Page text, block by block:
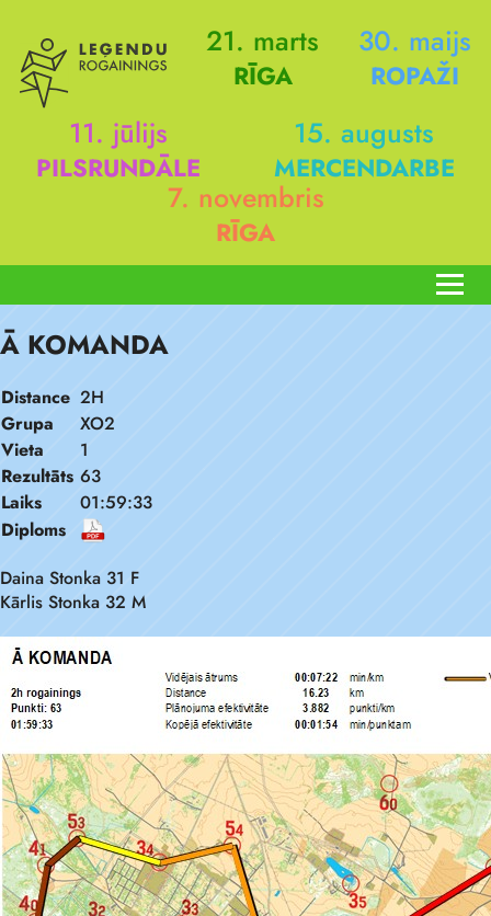
21. marts
RĪGA
30. maijs
ROPAŽI
11. jūlijs
PILSRUNDĀLE
15. augusts
MERCENDARBE
7. novembris
RĪGA
Ā KOMANDA
Distance 2H
Grupa
XO2
Vieta
1
Rezultāts 63
Laiks
01:59:33
Diploms
Daina Stonka 31 F
Kārlis Stonka 32 M